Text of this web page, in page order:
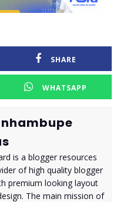
SHARE
WHATSAPP
is a blogger resources
of high quality blogger
premium looking layout
The main mission of